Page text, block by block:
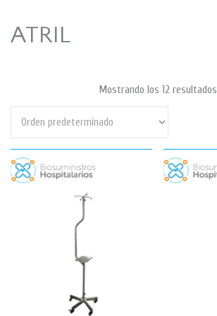
ATRIL
Mostrando los 12 resultados